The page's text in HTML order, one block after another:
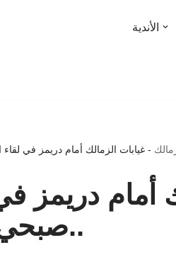
الأندية
-غيابات الزمالك أمام دريمز في لقاء
أمام دريمز
..صبحي